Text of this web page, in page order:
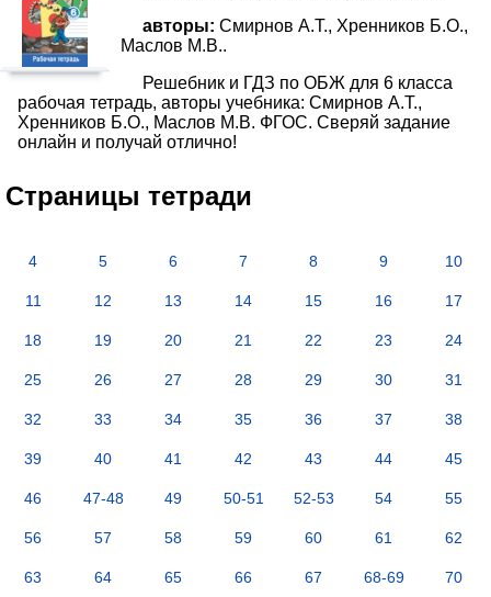
авторы: Смирнов А.Т., Хренников Б.О.,
Маслов М.В..
Решебник и ГДЗ по ОБЖ для 6 класса
рабочая тетрадь, авторы учебника: Смирнов А.Т.,
Хренников Б.О., Маслов М.В. ФГОС. Сверяй задание
онлайн и получай отлично!
Страницы тетради
4 5 6 7 8 9 10
11 12 13 14 15 16 17
18 19 20 21 22 23 24
25 26 27 28 29 30 31
32 33 34 35 36 37 38
39 40 41 42 43 44 45
46 47-48 49 50-51 52-53 54 55
56 57 58 59 60 61 62
63 64 65 66 67 68-69 70